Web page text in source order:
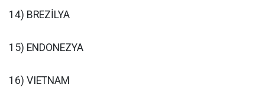
14) BREZİLYA
15) ENDONEZYA
16) VIETNAM